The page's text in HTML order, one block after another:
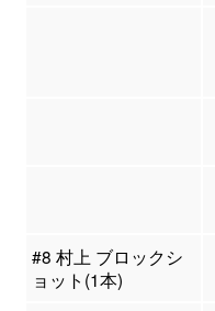
#8 村上 ブロックシ
ョット(1本)